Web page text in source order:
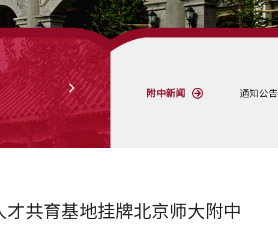
附中新闻 通知公告
共育基地挂牌北京师大附中